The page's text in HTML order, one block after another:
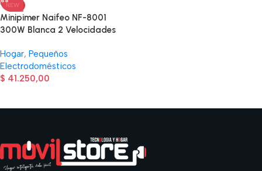
NEW
Minipimer Naifeo NF-8001
300W Blanca 2 Velocidades
Hogar, Pequeños
Electrodomésticos
$ 41.250,00